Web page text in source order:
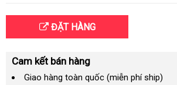
ĐẶT HÀNG
Cam kết bán hàng
Giao hàng toàn quốc (miễn phí ship)